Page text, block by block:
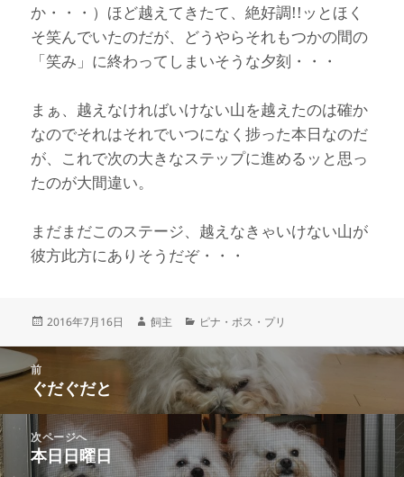
か・・・）ほど越えてきたて、絶好調!!ッとほく
そ笑んでいたのだが、どうやらそれもつかの間の
「笑み」に終わってしまいそうな夕刻・・・
まぁ、越えなければいけない山を越えたのは確か
なのでそれはそれでいつになく捗った本日なのだ
が、これで次の大きなステップに進めるッと思っ
たのが大間違い。
まだまだこのステージ、越えなきゃいけない山が
彼方此方にありそうだぞ・・・
投
2016年7月16日
作
飼主
カ
リ
ー
ピナ・ボス・プリ
投
稿
ビ
ゲ
ー
前
前
の
投
稿:
ぐだぐだと
次ページへ
次
本日日曜日